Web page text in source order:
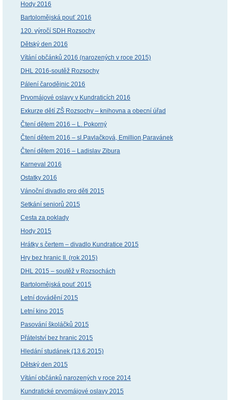
Hody 2016
Bartolomějská pouť 2016
120. výročí SDH Rozsochy
Dětský den 2016
Vítání občánků 2016 (narozených v roce 2015)
DHL 2016-soutěž Rozsochy
Pálení čarodějnic 2016
Prvomájové oslavy v Kundraticích 2016
Exkurze dětí ZŠ Rozsochy – knihovna a obecní úřad
Čtení dětem 2016 – L. Pokorný
Čtení dětem 2016 – sl.Pavlačková, Emillion,Paravánek
Čtení dětem 2016 – Ladislav Zibura
Karneval 2016
Ostatky 2016
Vánoční divadlo pro děti 2015
Setkání seniorů 2015
Cesta za poklady
Hody 2015
Hrátky s čertem – divadlo Kundratice 2015
Hry bez hranic II. (rok 2015)
DHL 2015 – soutěž v Rozsochách
Bartolomějská pouť 2015
Letní dovádění 2015
Letní kino 2015
Pasování školáčků 2015
Přátelství bez hranic 2015
Hledání studánek (13.6.2015)
Dětský den 2015
Vítání občánků narozených v roce 2014
Kundratické prvomájové oslavy 2015